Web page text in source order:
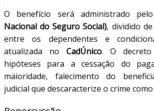
O benefício será administrado pelo
Nacional do Seguro Social), dividido
entre os dependentes e
atualizada no CadÚnico. O decreto
hipóteses para a cessação do
maioridade, falecimento do
judicial que descaracterize o crime